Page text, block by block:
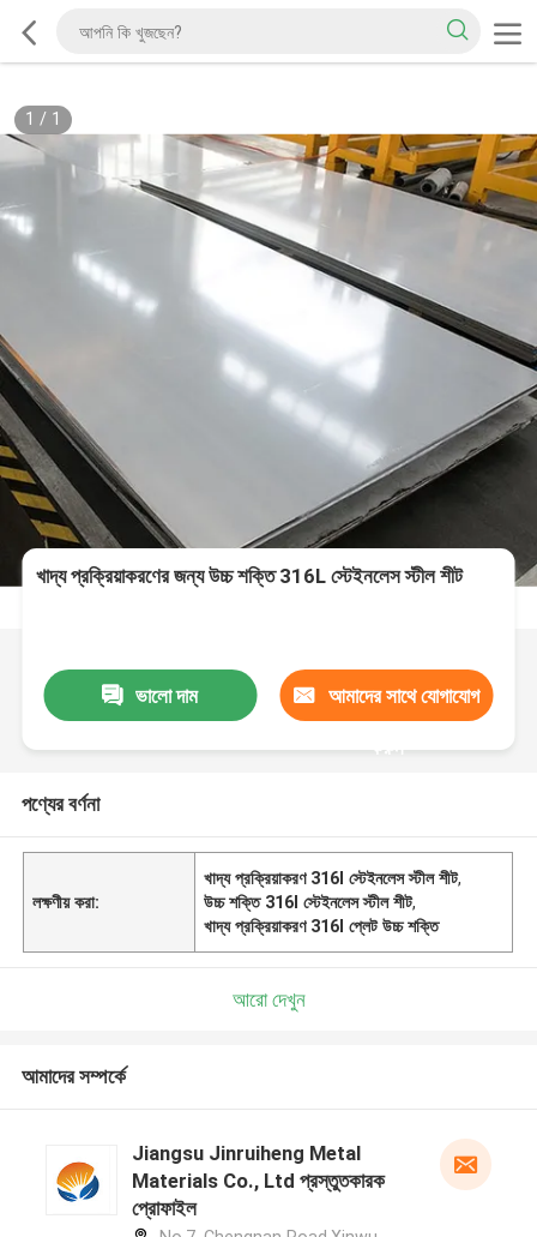
1 / 1
খাদ্য প্রক্রিয়াকরণের জন্য উচ্চ শক্তি 316L স্টেইনলেস স্টীল শীট
ভালো দাম আমাদের সাথে যোগাযোগ
করুন
পণ্যের বর্ণনা
লক্ষণীয় করা:
খাদ্য প্রক্রিয়াকরণ 316l স্টেইনলেস স্টীল শীট,
উচ্চ শক্তি 316l স্টেইনলেস স্টীল শীট,
খাদ্য প্রক্রিয়াকরণ 316l প্লেট উচ্চ শক্তি
আরো দেখুন
আমাদের সম্পর্কে
Jiangsu Jinruiheng Metal
Materials Co., Ltd প্রস্তুতকারক
প্রোফাইল